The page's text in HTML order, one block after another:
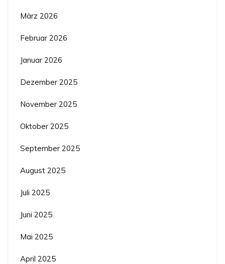
März 2026
Februar 2026
Januar 2026
Dezember 2025
November 2025
Oktober 2025
September 2025
August 2025
Juli 2025
Juni 2025
Mai 2025
April 2025